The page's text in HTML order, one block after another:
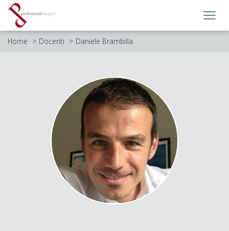
Home Docenti Daniele Brambilla